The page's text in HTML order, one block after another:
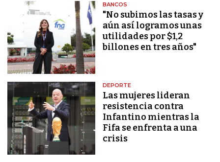
BANCOS
"No subimos las tasas y
aún así logramos unas
utilidades por $1,2
billones en tres años"
DEPORTE
Las mujeres lideran
resistencia contra
Infantino mientras la
Fifa se enfrenta a una
crisis